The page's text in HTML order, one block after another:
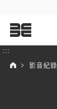
:::
影音紀錄